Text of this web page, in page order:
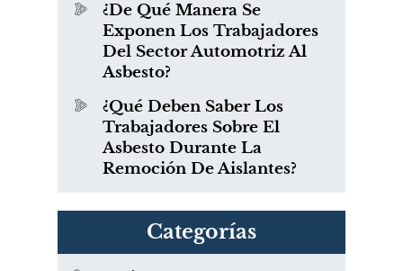
¿De Qué Manera Se
Exponen Los Trabajadores
Del Sector Automotriz Al
Asbesto?
¿Qué Deben Saber Los
Trabajadores Sobre El
Asbesto Durante La
Remoción De Aislantes?
Categorías